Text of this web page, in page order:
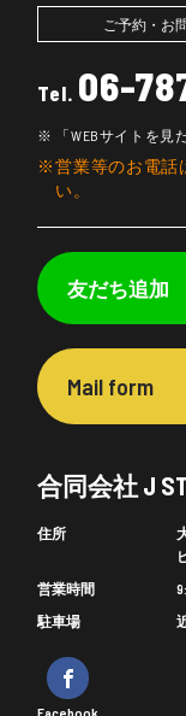
ご予約・お
Tel. 06-
「WEBサイトを見
営業等のお電話
い。
友だち追加
Mail form
合同会社 J
住所
営業時間
駐車場